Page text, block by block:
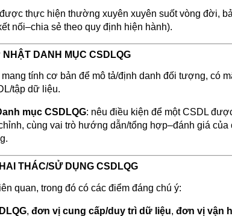
thực hiện thường xuyên xuyên suốt vòng đời,
nối–chia sẻ theo quy định hiện hành).
DANH MỤC CSDLQG
mang tính cơ bản để mô tả/định danh đối tượng, có
tập dữ liệu.
mục CSDLQG: nêu điều kiện để một CSDL
cùng vai trò hướng dẫn/tổng hợp–đánh giá của
THÁC/SỬ DỤNG CSDLQG
quan, trong đó có các điểm đáng chú ý:
, đơn vị cung cấp/duy trì dữ liệu, đơn vị vận